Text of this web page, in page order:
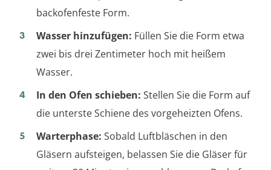
backofenfeste Form.
Wasser hinzufügen: Füllen Sie die Form etwa
zwei bis drei Zentimeter hoch mit heißem
Wasser.
In den Ofen schieben: Stellen Sie die Form auf
die unterste Schiene des vorgeheizten Ofens.
Warterphase: Sobald Luftbläschen in den
Gläsern aufsteigen, belassen Sie die Gläser für